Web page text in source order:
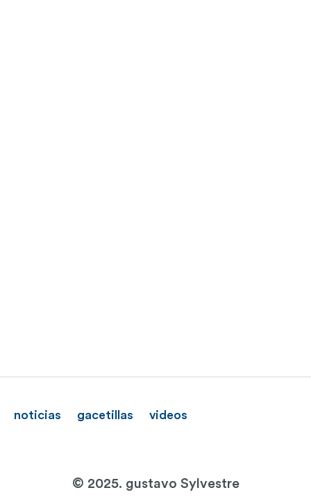
noticias gacetillas videos
© 2025. gustavo Sylvestre